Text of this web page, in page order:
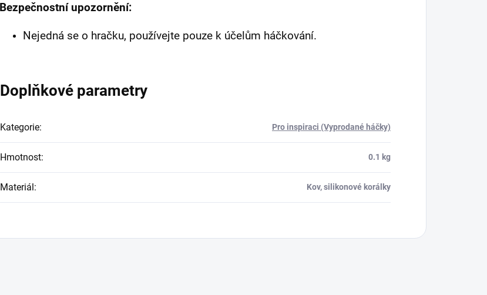
Bezpečnostní upozornění:
Nejedná se o hračku, používejte pouze k účelům háčkování.
Doplňkové parametry
Kategorie: Pro inspiraci (Vyprodané háčky)
Hmotnost: 0.1 kg
Materiál: Kov, silikonové korálky